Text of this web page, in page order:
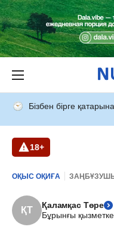
Бізбен бірге
18+
ОҚЫС ОҚИҒА
ҚТ
Қаламқас Төре
Бұрынғы